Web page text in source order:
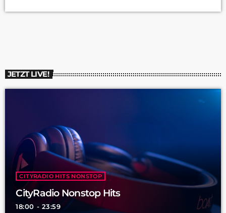
JETZT LIVE!
CITYRADIO HITS NONSTOP
CityRadio Nonstop Hits
18:00 - 23:59